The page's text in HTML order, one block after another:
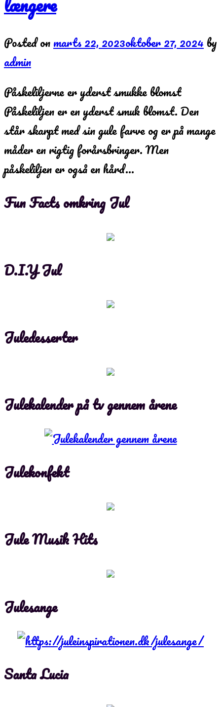
Posted onmarts 22, 2023oktober 27, 2024 by
admin
Påskeliljerne er yderst smukke blomst
Påskeliljen er en yderst smuk blomst. Den
står skarpt med sin gule farve og er på mange
måder en rigtig forårsbringer. Men
påskeliljen er også en hård…
Fun Facts omkring Jul
D.I.Y Jul
Juledesserter
Julekalender på tv gennem årene
Julekonfekt
Jule Musik Hits
Julesange
Santa Lucia